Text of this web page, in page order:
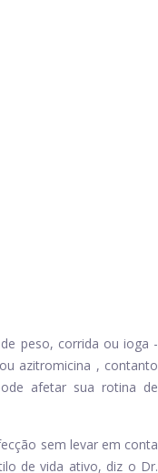
peso, corrida ou ioga -
ou azitromicina , contanto
afetar sua rotina de
sem levar em conta
de vida ativo, diz o Dr.